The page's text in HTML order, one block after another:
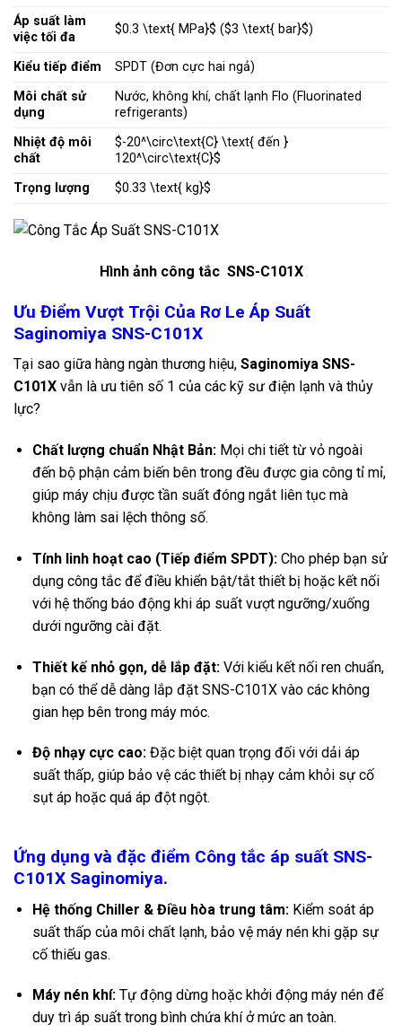
Áp suất làm
việc tối đa
$0.3 \text{ MPa}$ ($3 \text{ bar}$)
Kiểu tiếp điểm
SPDT (Đơn cực hai ngả)
Môi chất sử
dụng
Nước, không khí, chất lạnh Flo (Fluorinated
refrigerants)
Nhiệt độ môi
chất
$-20^\circ\text{C} \text{ đến }
120^\circ\text{C}$
Trọng lượng
$0.33 \text{ kg}$
Hình ảnh công tắc SNS-C101X
Ưu Điểm Vượt Trội Của Rơ Le Áp Suất
Saginomiya SNS-C101X
Tại sao giữa hàng ngàn thương hiệu, Saginomiya SNS-
C101X vẫn là ưu tiên số 1 của các kỹ sư điện lạnh và thủy
lực?
Chất lượng chuẩn Nhật Bản:Mọi chi tiết từ vỏ ngoài
đến bộ phận cảm biến bên trong đều được gia công tỉ mỉ,
giúp máy chịu được tần suất đóng ngắt liên tục mà
không làm sai lệch thông số.
Tính linh hoạt cao (Tiếp điểm SPDT):Cho phép bạn sử
dụng công tắc để điều khiển bật/tắt thiết bị hoặc kết nối
với hệ thống báo động khi áp suất vượt ngưỡng/xuống
dưới ngưỡng cài đặt.
Thiết kế nhỏ gọn, dễ lắp đặt:Với kiểu kết nối ren chuẩn,
bạn có thể dễ dàng lắp đặt SNS-C101X vào các không
gian hẹp bên trong máy móc.
Độ nhạy cực cao:Đặc biệt quan trọng đối với dải áp
suất thấp, giúp bảo vệ các thiết bị nhạy cảm khỏi sự cố
sụt áp hoặc quá áp đột ngột.
Ứng dụng và đặc điểm Công tắc áp suất SNS-
C101X Saginomiya.
Hệ thống Chiller & Điều hòa trung tâm:Kiểm soát áp
suất thấp của môi chất lạnh, bảo vệ máy nén khi gặp sự
cố thiếu gas.
Máy nén khí:Tự động dừng hoặc khởi động máy nén để
duy trì áp suất trong bình chứa khí ở mức an toàn.